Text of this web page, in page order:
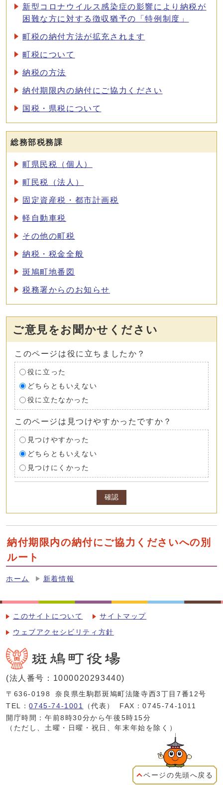
新型コロナウイルス感染症の影響により納税が
困難な方に対する徴収猶予の「特例制度」
町税の納付方法が拡充されます
町税について
納税の方法
納付期限内の納付にご協力ください
国税・県税について
総務部税務課
町県民税（個人）
町民税（法人）
固定資産税・都市計画税
軽自動車税
その他の町税
納税・税金全般
斑鳩町地番図
税務署からのお知らせ
ご意見をお聞かせください
このページは役に立ちましたか？
役に立った
どちらともいえない
役に立たなかった
このページは見つけやすかったですか？
見つけやすかった
どちらともいえない
見つけにくかった
確認
納付期限内の納付にご協力くださいへの別
ルート
ホーム 新着情報
このサイトについて サイトマップ
ウェブアクセシビリティ方針
(法人番号：1000020293440)
〒636-0198
奈良県生駒郡斑鳩町法隆寺西3丁目7番12号
TEL：0745-74-1001 （代表）
FAX：0745-74-1011
開庁時間：午前8時30分から午後5時15分
（ただし、土曜・日曜・祝日、年末年始を除く）
ページの先頭へ戻る